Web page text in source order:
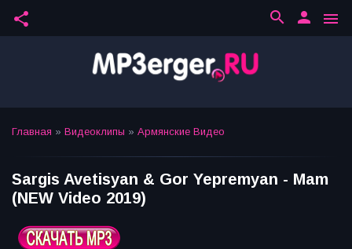
share menu
person
search
Главная » Видеоклипы » Армянские Видео
Sargis Avetisyan & Gor Yepremyan - Mam
(NEW Video 2019)